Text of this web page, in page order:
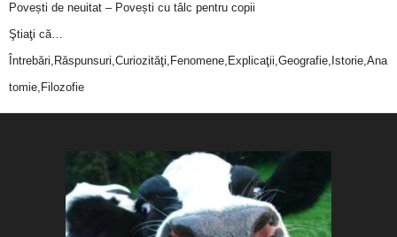
Povești de neuitat – Povești cu tâlc pentru copii
Ştiaţi că…
Întrebări,Răspunsuri,Curiozităţi,Fenomene,Explicaţii,Geografie,Istorie,Ana
tomie,Filozofie